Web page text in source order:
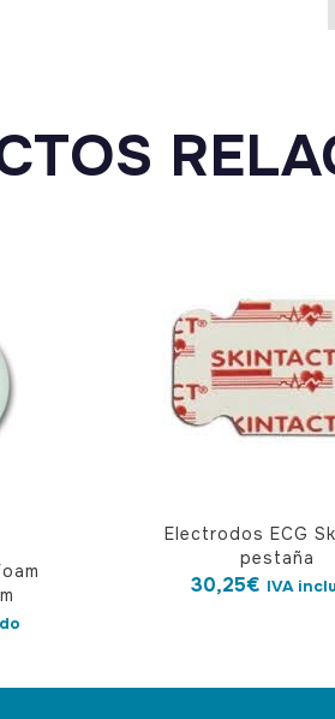
Electrodos ECG
pestaña
30,25€ IVA